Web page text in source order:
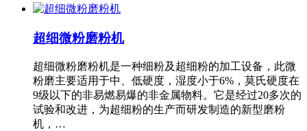
超细微粉磨粉机
超细微粉磨粉机是一种细粉及超细粉的加工设备，此微
粉磨主要适用于中、低硬度，湿度小于6%，莫氏硬度在
9级以下的非易燃易爆的非金属物料。它是经过20多次的
试验和改进，为超细粉的生产而研发制造的新型磨粉
机，…